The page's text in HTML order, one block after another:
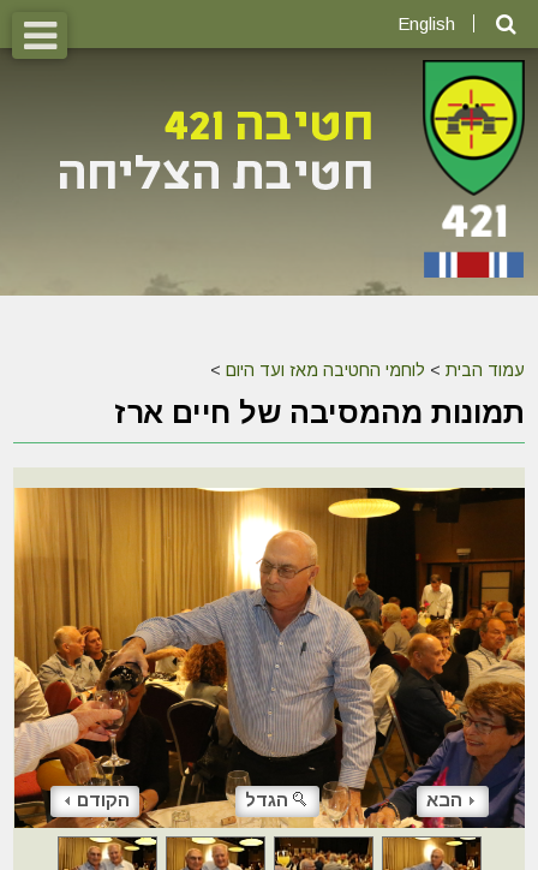
English
עמוד הבית > לוחמי החטיבה מאז ועד היום >
תמונות מהמסיבה של חיים ארז
הקודם הגדל הבא